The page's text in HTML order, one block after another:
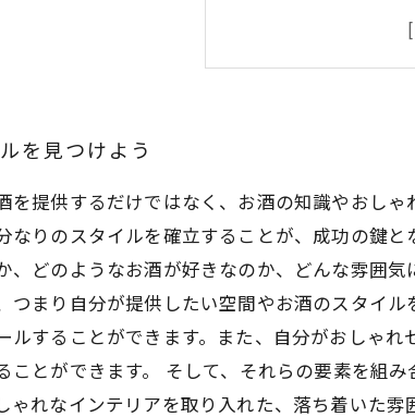
出会いを求める
バーの雰囲気を
を見つけよう
を提供するだけではなく、お酒の知識やおし
なりのスタイルを確立することが、成功の鍵
、どのようなお酒が好きなのか、どんな雰囲
つまり自分が提供したい空間やお酒のスタイ
ルすることができます。また、自分がおしゃ
ことができます。 そして、それらの要素を組
ゃれなインテリアを取り入れた、落ち着いた